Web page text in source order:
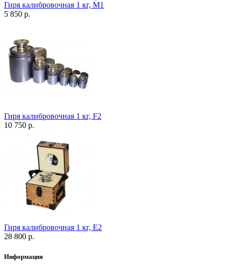
Гиря калибровочная 1 кг, М1
5 850 р.
Гиря калибровочная 1 кг, F2
10 750 р.
Гиря калибровочная 1 кг, Е2
28 800 р.
Информация